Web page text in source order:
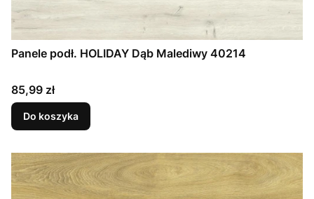
Panele podł. HOLIDAY Dąb Malediwy 40214
Cena
85,99 zł
Do koszyka